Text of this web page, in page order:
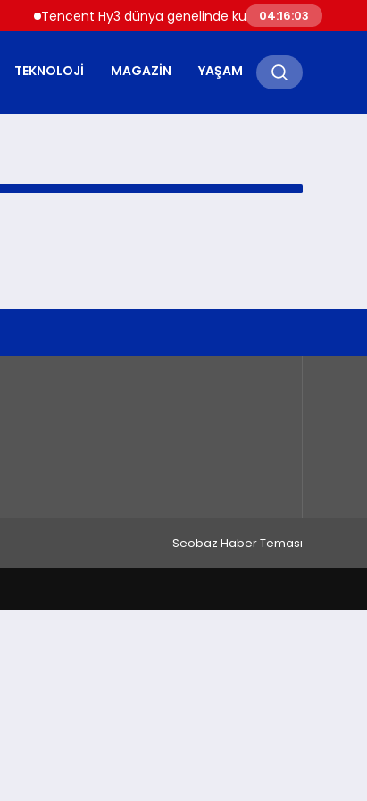
Tencent Hy3 dünya genelinde kullanıma sunuldu
04:16:03
TEKNOLOJI MAGAZIN YAŞAM
Seobaz Haber Teması